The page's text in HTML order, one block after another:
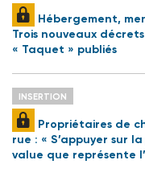
Hébergement,
Trois nouveaux
« Taquet » publiés
INSERTION
Propriétaires de
rue : « S’appuyer sur
value que représente